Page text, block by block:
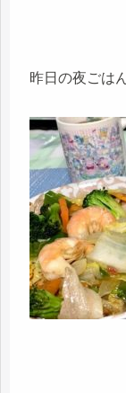
昨日の夜ごはん